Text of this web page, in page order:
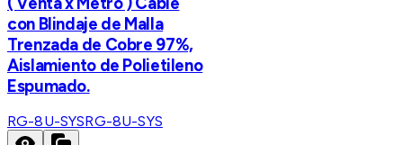
con Blindaje de Malla
Trenzada de Cobre 97%,
Aislamiento de Polietileno
Espumado.
RG-8U-SYSRG-8U-SYS